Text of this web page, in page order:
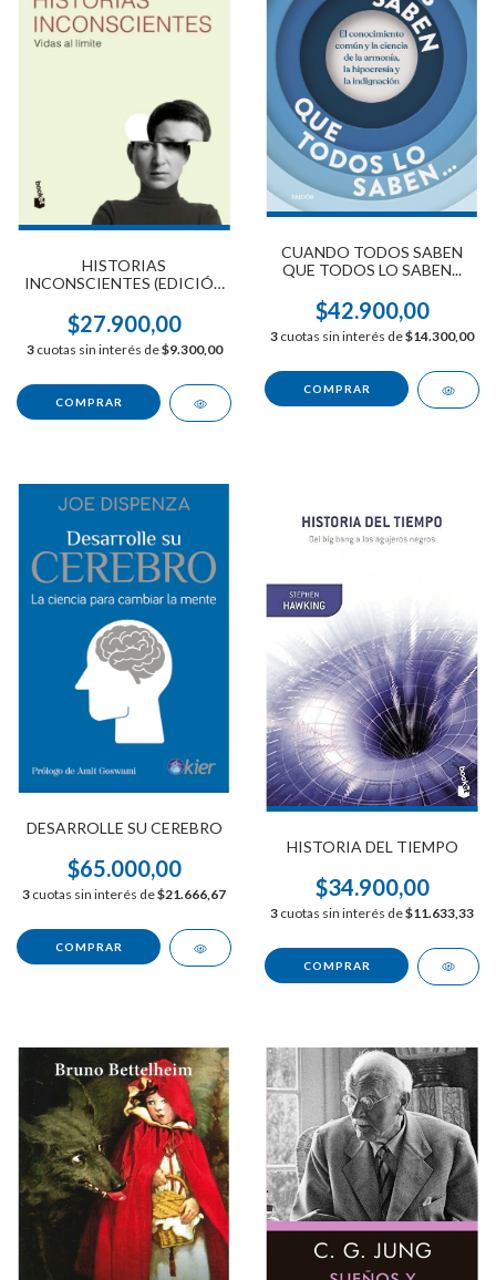
HISTORIAS
INCONSCIENTES (EDICIÓN
$27.900,00
3 cuotas sin interés de$9.300,00
CUANDO TODOS SABEN
QUE TODOS LO SABEN...
$42.900,00
3 cuotas sin interés de$14.300,00
DESARROLLE SU CEREBRO
$65.000,00
3 cuotas sin interés de$21.666,67
HISTORIA DEL TIEMPO
$34.900,00
3 cuotas sin interés de$11.633,33